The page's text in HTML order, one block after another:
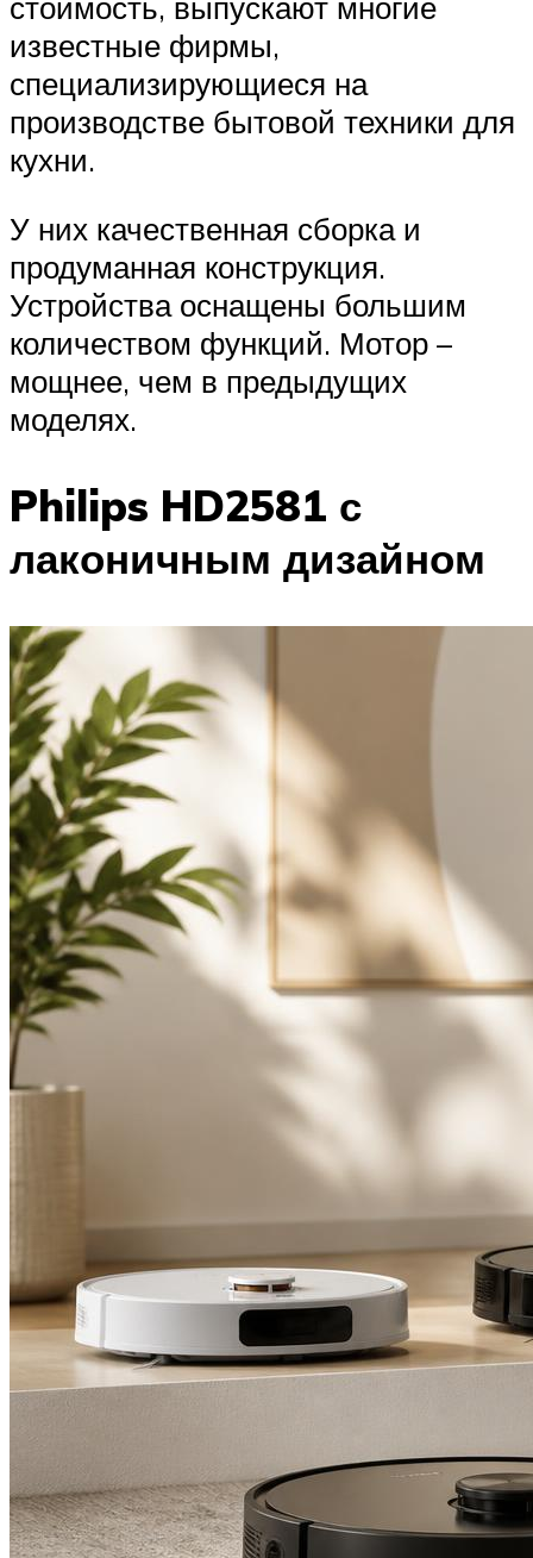
известные фирмы,
специализирующиеся на
производстве бытовой техники для
кухни.
У них качественная сборка и
продуманная конструкция.
Устройства оснащены большим
количеством функций. Мотор –
мощнее, чем в предыдущих
моделях.
Philips HD2581 с
лаконичным дизайном